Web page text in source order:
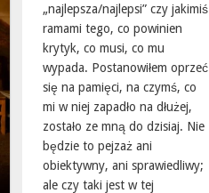
„najlepsza/najlepsi” czy jakimiś
ramami tego, co powinien
krytyk, co musi, co mu
wypada. Postanowiłem oprzeć
się na pamięci, na czymś, co
mi w niej zapadło na dłużej,
zostało ze mną do dzisiaj. Nie
będzie to pejzaż ani
obiektywny, ani sprawiedliwy;
ale czy taki jest w tej